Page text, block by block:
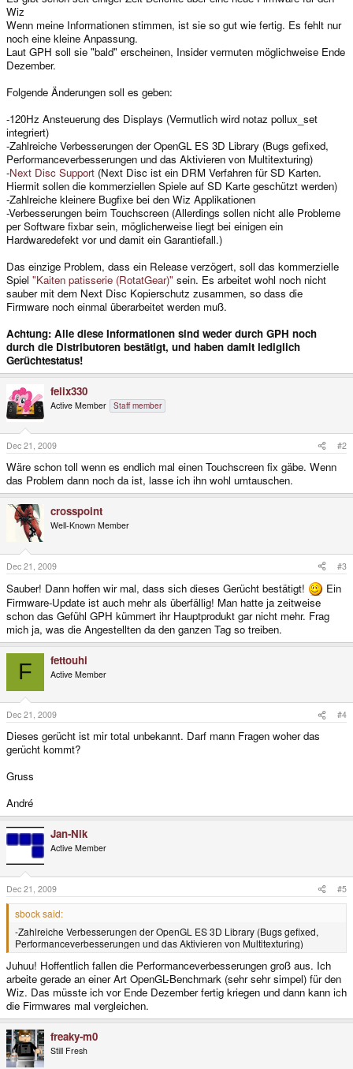
Wiz
Wenn meine Informationen stimmen, ist sie so gut wie fertig. Es fehlt nur
noch eine kleine Anpassung.
Laut GPH soll sie "bald" erscheinen, Insider vermuten möglichweise Ende
Dezember.
Folgende Änderungen soll es geben:
-120Hz Ansteuerung des Displays (Vermutlich wird notaz pollux_set
integriert)
-Zahlreiche Verbesserungen der OpenGL ES 3D Library (Bugs gefixed,
Performanceverbesserungen und das Aktivieren von Multitexturing)
-Next Disc Support (Next Disc ist ein DRM Verfahren für SD Karten.
Hiermit sollen die kommerziellen Spiele auf SD Karte geschützt werden)
-Zahlreiche kleinere Bugfixe bei den Wiz Applikationen
-Verbesserungen beim Touchscreen (Allerdings sollen nicht alle Probleme
per Software fixbar sein, möglicherweise liegt bei einigen ein
Hardwaredefekt vor und damit ein Garantiefall.)
Das einzige Problem, dass ein Release verzögert, soll das kommerzielle
Spiel "Kaiten patisserie (RotatGear)" sein. Es arbeitet wohl noch nicht
sauber mit dem Next Disc Kopierschutz zusammen, so dass die
Firmware noch einmal überarbeitet werden muß.
Achtung: Alle diese Informationen sind weder durch GPH noch
durch die Distributoren bestätigt, und haben damit lediglich
Gerüchtestatus!
felix330
Active Member Staff member
Dec 21, 2009 #2
Wäre schon toll wenn es endlich mal einen Touchscreen fix gäbe. Wenn
das Problem dann noch da ist, lasse ich ihn wohl umtauschen.
crosspoint
Well-Known Member
Dec 21, 2009 #3
Sauber! Dann hoffen wir mal, dass sich dieses Gerücht bestätigt!
Ein
Firmware-Update ist auch mehr als überfällig! Man hatte ja zeitweise
schon das Gefühl GPH kümmert ihr Hauptprodukt gar nicht mehr. Frag
mich ja, was die Angestellten da den ganzen Tag so treiben.
F fettouhi
Active Member
Dec 21, 2009 #4
Dieses gerücht ist mir total unbekannt. Darf mann Fragen woher das
gerücht kommt?
Gruss
André
Jan-Nik
Active Member
Dec 21, 2009 #5
sbock said:
-Zahlreiche Verbesserungen der OpenGL ES 3D Library (Bugs gefixed,
Performanceverbesserungen und das Aktivieren von Multitexturing)
Juhuu! Hoffentlich fallen die Performanceverbesserungen groß aus. Ich
arbeite gerade an einer Art OpenGL-Benchmark (sehr sehr simpel) für den
Wiz. Das müsste ich vor Ende Dezember fertig kriegen und dann kann ich
die Firmwares mal vergleichen.
freaky-m0
Still Fresh